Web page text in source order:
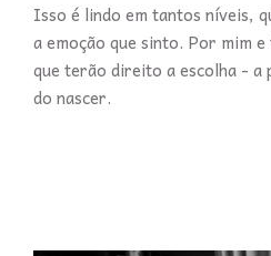
Isso é lindo em tantos níveis,
a emoção que sinto. Por mim
que terão direito a escolha - a
do nascer.